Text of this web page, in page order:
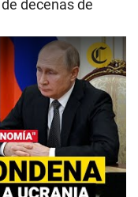
decenas de